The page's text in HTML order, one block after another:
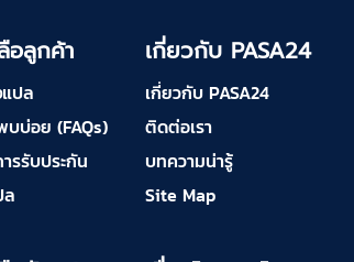
อลูกค้า
ปล
บบ่อย (FAQs)
รรับประกัน
ล
เกี่ยวกับ PASA24
เกี่ยวกับ PASA24
ติดต่อเรา
บทความน่ารู้
Site Map